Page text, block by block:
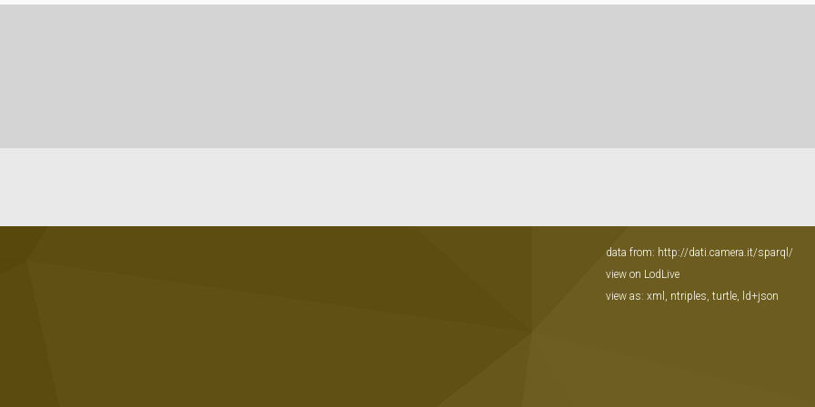
data from: http://dati.camera.it/sparql/
view on LodLive
view as: xml , ntriples, turtle, ld+json